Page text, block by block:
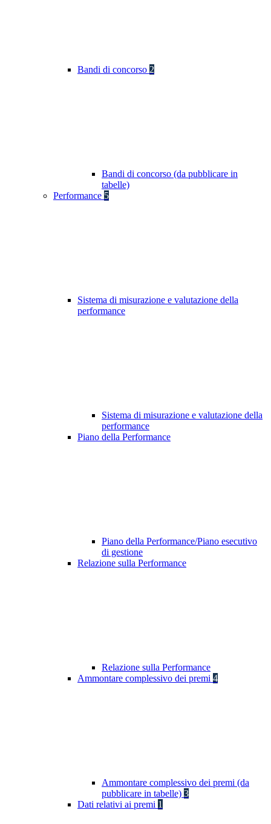
Bandi di concorso 2
Bandi di concorso (da pubblicare in
tabelle)
Performance 5
Sistema di misurazione e valutazione della
performance
Sistema di misurazione e valutazione della
performance
Piano della Performance
Piano della Performance/Piano esecutivo
di gestione
Relazione sulla Performance
Relazione sulla Performance
Ammontare complessivo dei premi 4
Ammontare complessivo dei premi (da
pubblicare in tabelle) 3
Dati relativi ai premi 1